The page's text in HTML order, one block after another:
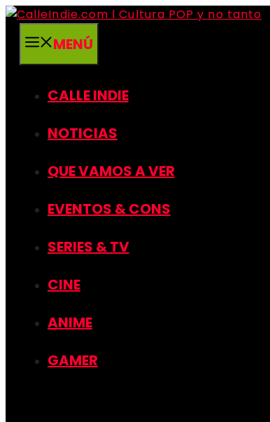
Saltar
contenidoMENÚ
CALLE INDIE
NOTICIAS
QUE VAMOS A VER
EVENTOS & CONS
SERIES & TV
CINE
ANIME
GAMER